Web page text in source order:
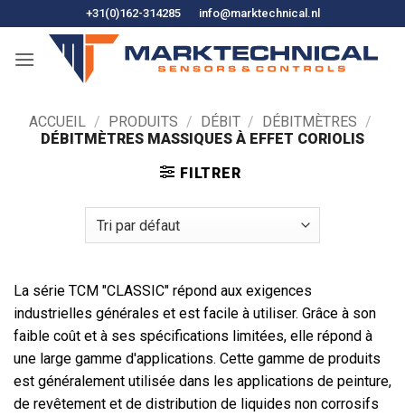
to
content
+31(0)162-314285 info@marktechnical.nl
ACCUEIL / PRODUITS / DÉBIT / DÉBITMÈTRES /
DÉBITMÈTRES MASSIQUES À EFFET CORIOLIS
FILTRER
La série TCM "CLASSIC" répond aux exigences
industrielles générales et est facile à utiliser. Grâce à son
faible coût et à ses spécifications limitées, elle répond à
une large gamme d'applications. Cette gamme de produits
est généralement utilisée dans les applications de peinture,
de revêtement et de distribution de liquides non corrosifs